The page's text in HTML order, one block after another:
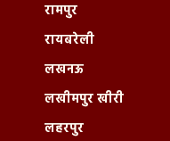
रामपुर
रायबरेली
लखनऊ
लखीमपुर खीरी
लहरपुर